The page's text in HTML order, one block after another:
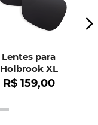
Lentes para
Holbrook XL
R$ 159,00